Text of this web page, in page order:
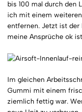
bis 100 mal durch den
ich mit einem
entfernen. Jetzt ist der
meine Ansprüche ok
Im gleichen
Gummi mit einem
ziemlich fettig war.